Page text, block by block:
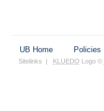
UB Home Policies
Sitelinks | KLUEDO Logo ©